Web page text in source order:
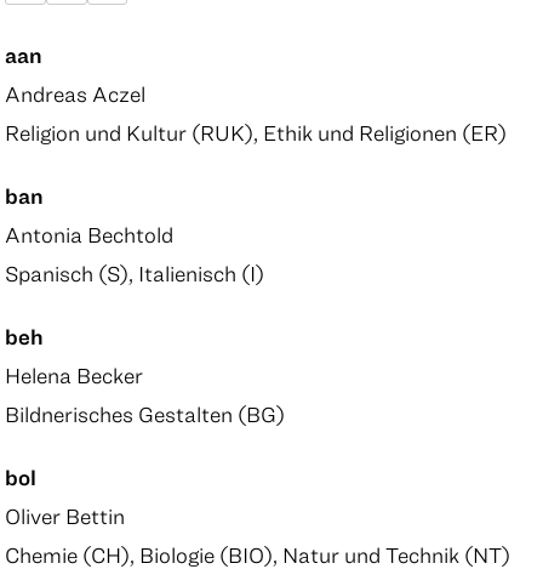
aan
Andreas Aczel
Religion und Kultur (RUK), Ethik und Religionen (ER)
ban
Antonia Bechtold
Spanisch (S), Italienisch (I)
beh
Helena Becker
Bildnerisches Gestalten (BG)
bol
Oliver Bettin
Chemie (CH), Biologie (BIO), Natur und Technik (NT)